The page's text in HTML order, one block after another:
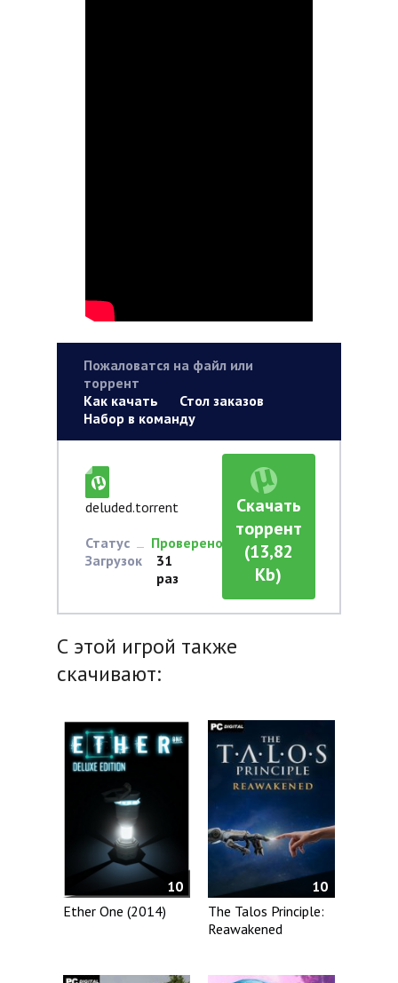
Пожаловатся на файл или
торрент
Как качать
Стол заказов
Набор в команду
deluded.torrent
Статус
Проверено
Загрузок
31
раз
Скачать
торрент
(13,82
Kb)
С этой игрой также
скачивают:
10
Ether One (2014)
10
The Talos Principle:
Reawakened